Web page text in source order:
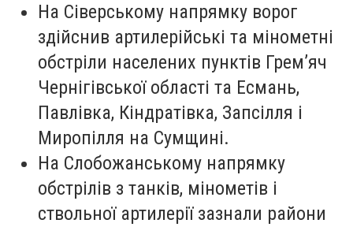
На Сіверському напрямку ворог
здійснив артилерійські та мінометні
обстріли населених пунктів Грем’яч
Чернігівської області та Есмань,
Павлівка, Кіндратівка, Запсілля і
Миропілля на Сумщині.
На Слобожанському напрямку
обстрілів з танків, мінометів і
ствольної артилерії зазнали райони